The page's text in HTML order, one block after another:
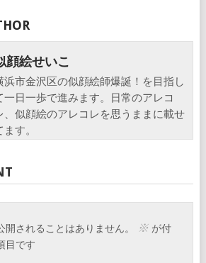
顔絵せいこ
浜市金沢区の似顔絵師爆誕！を目指し
一日一歩で進みます。日常のアレコ
、似顔絵のアレコレを思うままに載せ
ます。
開されることはありません。 ※ が付
目です